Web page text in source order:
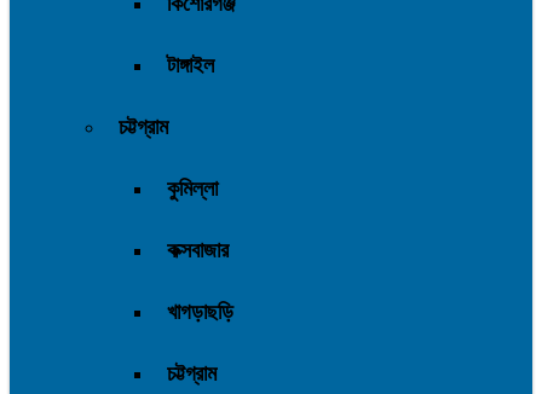
টাঙ্গাইল
চট্টগ্রাম
কুমিল্লা
কক্সবাজার
খাগড়াছড়ি
চট্টগ্রাম